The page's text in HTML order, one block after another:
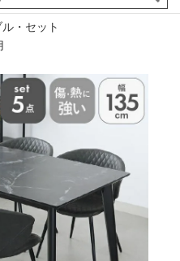
覧履歴
ワークデスク ウィルトンラ
・セット